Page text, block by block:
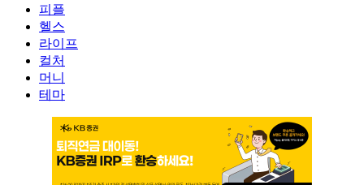
피플
헬스
라이프
컬처
머니
테마